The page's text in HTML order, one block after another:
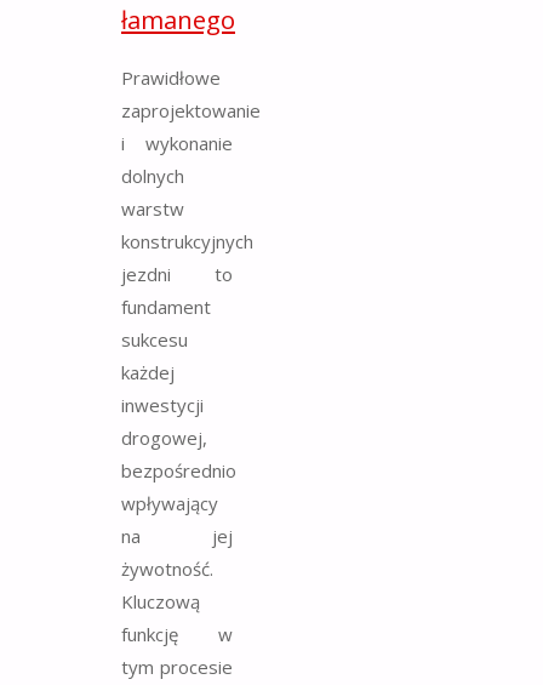
łamanego
Prawidłowe
zaprojektowanie
i wykonanie
dolnych
warstw
konstrukcyjnych
jezdni to
fundament
sukcesu
każdej
inwestycji
drogowej,
bezpośrednio
wpływający
na jej
żywotność.
Kluczową
funkcję w
tym procesie